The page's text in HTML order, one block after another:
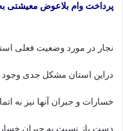
پرداخت وام بلاعوض معیشتی
نجار در مورد وضعیت فعلی
دراین استان مشکل جدی وجود
خسارات و جبران آنها نیز به
دست باز نسبت به جبران